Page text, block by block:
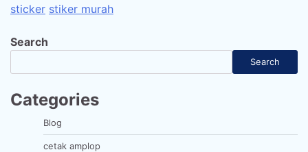
sticker stiker murah
Search
Search
Categories
Blog
cetak amplop